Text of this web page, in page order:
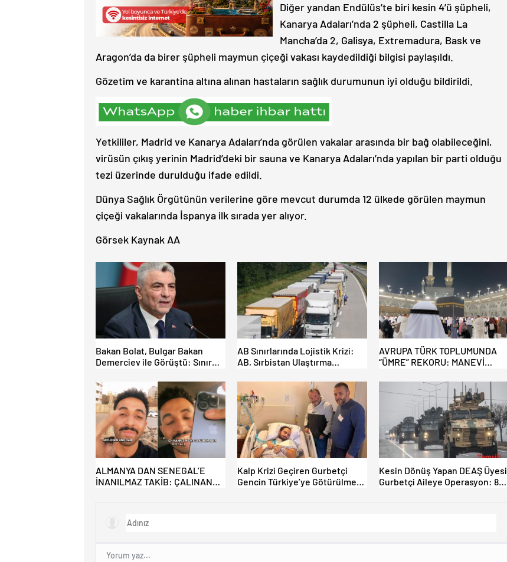
Diğer yandan Endülüs’te biri kesin 4’ü şüpheli,
Kanarya Adaları’nda 2 şüpheli, Castilla La
Mancha’da 2, Galisya, Extremadura, Bask ve
Aragon’da da birer şüpheli maymun çiçeği vakası kaydedildiği bilgisi paylaşıldı.
Gözetim ve karantina altına alınan hastaların sağlık durumunun iyi olduğu bildirildi.
Yetkililer, Madrid ve Kanarya Adaları’nda görülen vakalar arasında bir bağ olabileceğini,
virüsün çıkış yerinin Madrid’deki bir sauna ve Kanarya Adaları’nda yapılan bir parti olduğu
tezi üzerinde durulduğu ifade edildi.
Dünya Sağlık Örgütünün verilerine göre mevcut durumda 12 ülkede görülen maymun
çiçeği vakalarında İspanya ilk sırada yer alıyor.
Görsek Kaynak AA
Bakan Bolat, Bulgar Bakan
Demerciev ile Görüştü: Sınır
Yoğunluğu Masaya Yatırıldı
AB Sınırlarında Lojistik Krizi:
AB, Sırbistan Ulaştırma
reddetti – Yeni protestolar
geliyor
AVRUPA TÜRK TOPLUMUNDA
“ÜMRE” REKORU: MANEVİ
GEÇTİ!
ALMANYA DAN SENEGAL’E
İNANILMAZ TAKİB: ÇALINAN
Kalp Krizi Geçiren Gurbetçi
Gencin Türkiye’ye Götürülmesi
Kesin Dönüş Yapan DEAŞ Üyesi
Gurbetçi Aileye Operasyon: 8